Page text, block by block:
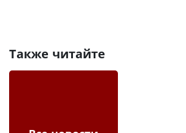
Также читайте